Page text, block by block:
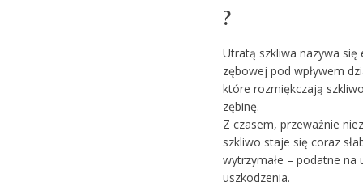
?
Utratą szkliwa nazywa się
zębowej pod wpływem
które rozmiękczają
zębinę.
Z czasem, przeważnie
szkliwo staje się coraz
wytrzymałe – podatne na
uszkodzenia.